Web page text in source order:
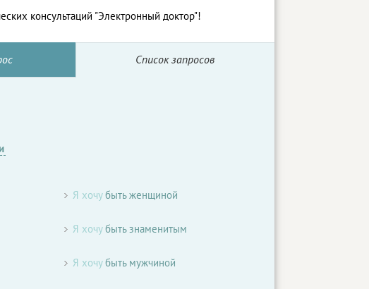
консультаций "Электронный доктор"!
Список запросов
Я хочубыть женщиной
Я хочубыть знаменитым
Я хочубыть мужчиной